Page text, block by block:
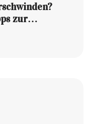
zur
durch